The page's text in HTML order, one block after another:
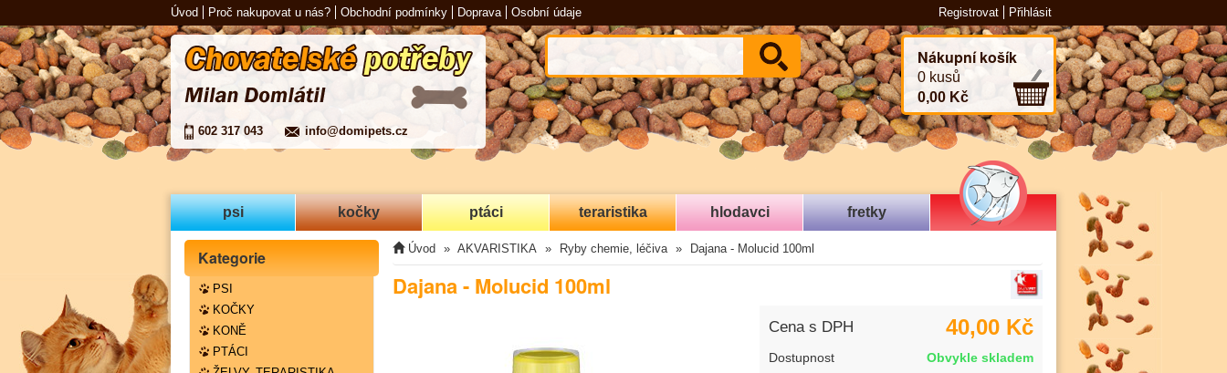
Registrovat Přihlásit
Úvod Proč nakupovat u nás? Obchodní podmínky Doprava Osobní údaje
602 317 043 info@domipets.cz
Nákupní košík
0 kusů
0,00 Kč
psi kočky ptáci teraristika hlodavci fretky
Kategorie
PSI
KOČKY
KONĚ
PTÁCI
Úvod AKVARISTIKA Ryby chemie, léčiva Dajana - Molucid 100ml
Dajana - Molucid 100ml
Cena s DPH 40,00 Kč
Dostupnost Obvykle skladem